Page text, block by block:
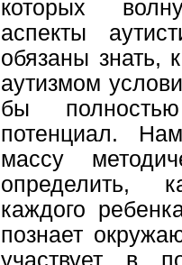
которых
аспекты
обязаны знать,
аутизмом
бы
потенциал.
массу
определить,
каждого
познает